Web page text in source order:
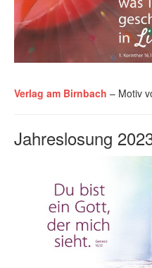
Verlag am Birnbach – Motiv
Jahreslosung